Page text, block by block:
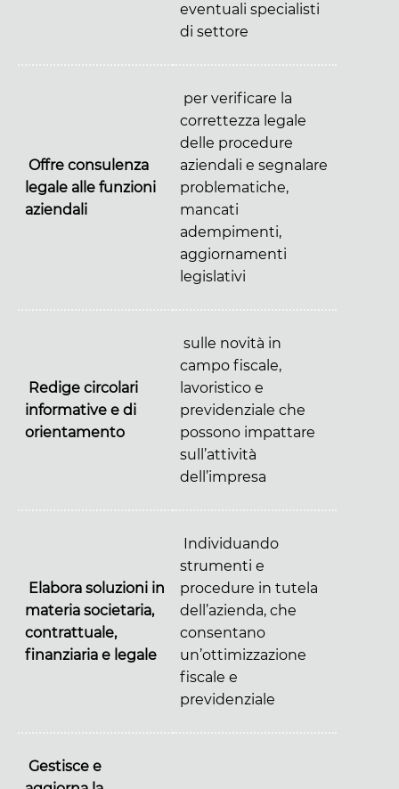
eventuali specialisti
di settore
Offre consulenza
legale alle funzioni
aziendali
per verificare la
correttezza legale
delle procedure
aziendali e segnalare
problematiche,
mancati
adempimenti,
aggiornamenti
legislativi
Redige circolari
informative e di
orientamento
sulle novità in
campo fiscale,
lavoristico e
previdenziale che
possono impattare
sull’attività
dell’impresa
Elabora soluzioni in
materia societaria,
contrattuale,
finanziaria e legale
Individuando
strumenti e
procedure in tutela
dell’azienda, che
consentano
un’ottimizzazione
fiscale e
previdenziale
Gestisce e